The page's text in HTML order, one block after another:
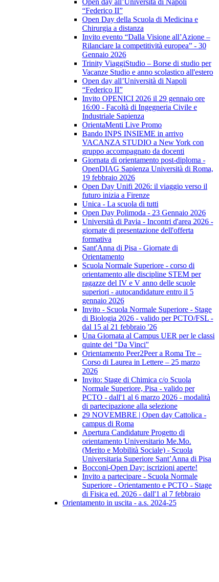
Open day all’Università di Napoli
“Federico II”
Open Day della Scuola di Medicina e
Chirurgia a distanza
Invito evento “Dalla Visione all’Azione –
Rilanciare la competitività europea” - 30
Gennaio 2026
Trinity ViaggiStudio – Borse di studio per
Vacanze Studio e anno scolastico all'estero
Open day all’Università di Napoli
“Federico II”
Invito OPENICI 2026 il 29 gennaio ore
16:00 - Facoltà di Ingegneria Civile e
Industriale Sapienza
OrientaMenti Live Promo
Bando INPS INSIEME in arrivo
VACANZA STUDIO a New York con
gruppo accompagnato da docenti
Giornata di orientamento post-diploma -
OpenDIAG Sapienza Università di Roma,
19 febbraio 2026
Open Day Unifi 2026: il viaggio verso il
futuro inizia a Firenze
Unica - La scuola di tutti
Open Day Polimoda - 23 Gennaio 2026
Università di Pavia - Incontri d'area 2026 -
giornate di presentazione dell'offerta
formativa
Sant'Anna di Pisa - Giornate di
Orientamento
Scuola Normale Superiore - corso di
orientamento alle discipline STEM per
ragazze del IV e V anno delle scuole
superiori - autocandidature entro il 5
gennaio 2026
Invito - Scuola Normale Superiore - Stage
di Biologia 2026 - valido per PCTO/FSL -
dal 15 al 21 febbraio '26
Una Giornata al Campus UER per le classi
quinte del "Da Vinci"
Orientamento Peer2Peer a Roma Tre –
Corso di Laurea in Lettere – 25 marzo
2026
Invito: Stage di Chimica c/o Scuola
Normale Superiore, Pisa - valido per
PCTO - dall'1 al 6 marzo 2026 - modalità
di partecipazione alla selezione
29 NOVEMBRE | Open day Cattolica -
campus di Roma
Apertura Candidature Progetto di
orientamento Universitario Me.Mo.
(Merito e Mobilità Sociale) - Scuola
Universitaria Superiore Sant’Anna di Pisa
Bocconi-Open Day: iscrizioni aperte!
Invito a partecipare - Scuola Normale
Superiore - Orientamento e PCTO - Stage
di Fisica ed. 2026 - dall'1 al 7 febbraio
Orientamento in uscita - a.s. 2024-25